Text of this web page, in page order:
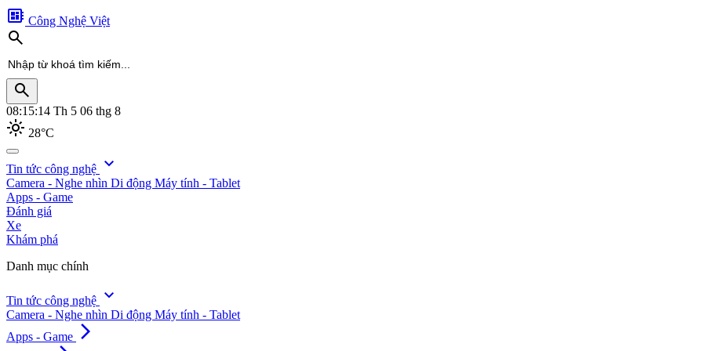
developer_board Công Nghệ Việt
search
search
08:15:16 Th 5 06 thg 8
light_mode 28°C
search
Tin tức công nghệ expand_more
Camera - Nghe nhìn Di động Máy tính - Tablet
Apps - Game
Đánh giá
Xe
Khám phá
Danh mục chính
Tin tức công nghệ expand_more
Camera - Nghe nhìn Di động Máy tính - Tablet
Apps - Game arrow_forward_ios